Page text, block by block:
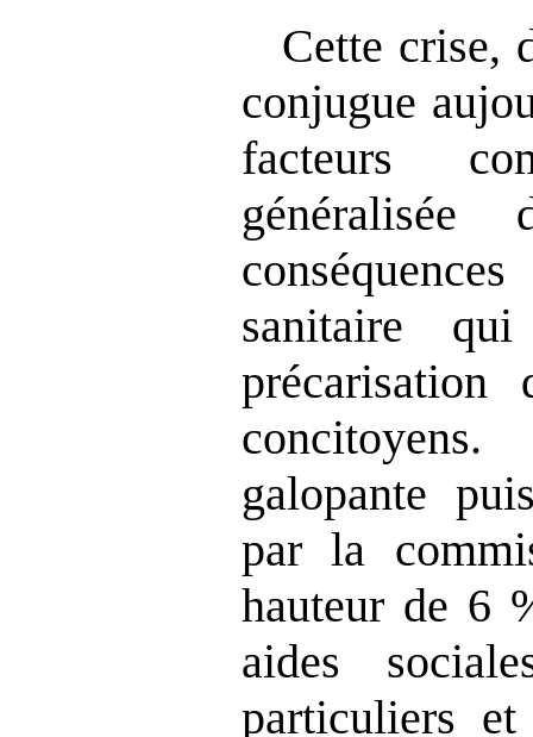
Cette crise,
conjugue
facteurs
sanitaire
galopante
par la
hauteur de 6
aides
particuliers